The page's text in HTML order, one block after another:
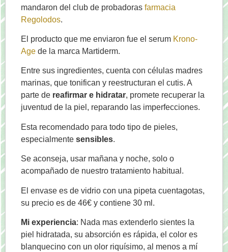
mandaron del club de probadoras farmacia
Regolodos.
El producto que me enviaron fue el serum Krono-
Age de la marca Martiderm.
Entre sus ingredientes, cuenta con células madres
marinas, que tonifican y reestructuran el cutis. A
parte de reafirmar e hidratar, promete recuperar la
juventud de la piel, reparando las imperfecciones.
Esta recomendado para todo tipo de pieles,
especialmente sensibles.
Se aconseja, usar mañana y noche, solo o
acompañado de nuestro tratamiento habitual.
El envase es de vidrio con una pipeta cuentagotas,
su precio es de 46€ y contiene 30 ml.
Mi experiencia: Nada mas extenderlo sientes la
piel hidratada, su absorción es rápida, el color es
blanquecino con un olor riquísimo, al menos a mí